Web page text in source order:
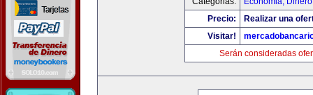
Precio:
Realizar una
Visitar!
Serán consideradas